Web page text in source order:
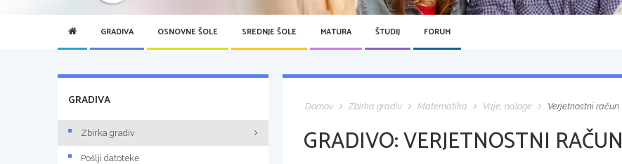
GRADIVA OSNOVNE ŠOLE SREDNJE ŠOLE MATURA ŠTUDIJ FORUM
Domov Zbirka gradiv Matematika Vaje, naloge Verjetnostni račun
GRADIVO:VERJETNOSTNI RAČUN
GRADIVA
Zbirka gradiv
Pošlji datoteke